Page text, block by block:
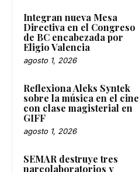
Integran nueva Mesa
Directiva en el Congreso
de BC encabezada por
Eligio Valencia
agosto 1, 2026
Reflexiona Aleks Syntek
sobre la música en el cine
con clase magisterial en
GIFF
agosto 1, 2026
SEMAR destruye tres
narcolaboratorios y